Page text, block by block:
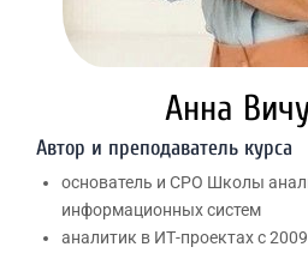
Анна
Автор и преподаватель курса
основатель и CPO Школы
информационных систем
аналитик в ИТ-проектах с